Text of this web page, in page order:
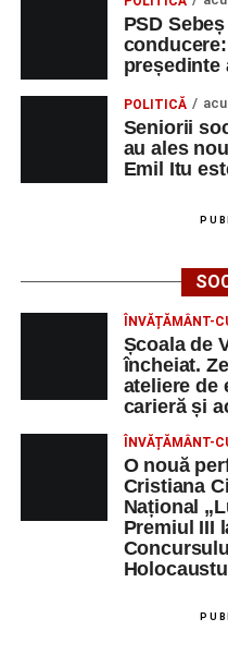
PSD
președinte
POLITICĂ
Seniorii
au ales
Emil Itu
ÎNVĂȚĂMÂNT-
Școala de
încheiat.
ateliere de
carieră și
ÎNVĂȚĂMÂNT-
O nouă
Cristiana
Național
Premiul III